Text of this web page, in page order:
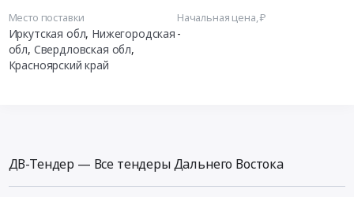
Место поставки
Иркутская обл, Нижегородская
обл, Свердловская обл,
Красноярский край
Начальная цена, ₽
-
ДВ-Тендер — Все тендеры Дальнего Востока